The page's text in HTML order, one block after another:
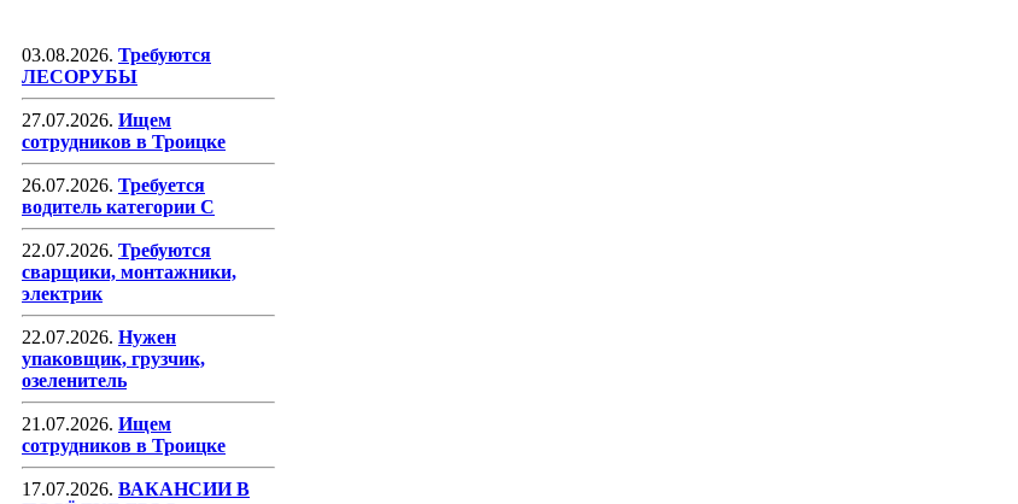
03.08.2026. Требуются
ЛЕСОРУБЫ
27.07.2026. Ищем
сотрудников в Троицке
26.07.2026. Требуется
водитель категории С
22.07.2026. Требуются
сварщики, монтажники,
электрик
22.07.2026. Нужен
упаковщик, грузчик,
озеленитель
21.07.2026. Ищем
сотрудников в Троицке
17.07.2026. ВАКАНСИИ В